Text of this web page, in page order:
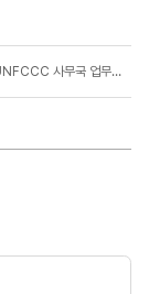
[보도자료] 한국환경정책·평가연구원-UNFCCC 사무국 업무협약 체결